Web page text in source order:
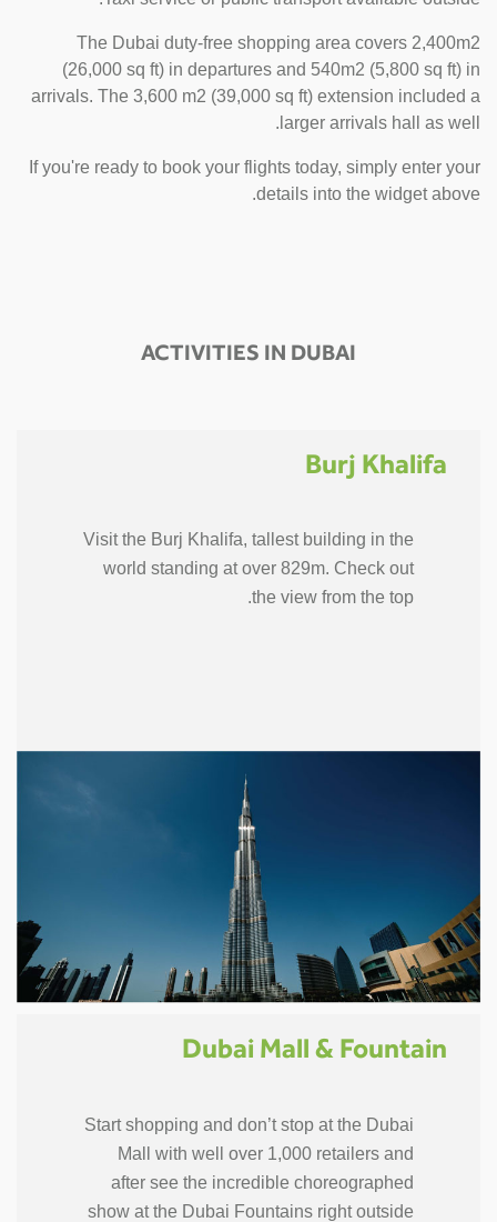
The Dubai duty-free shopping area covers 2,400m2
(26,000 sq ft) in departures and 540m2 (5,800 sq ft) in
arrivals. The 3,600 m2 (39,000 sq ft) extension included a
larger arrivals hall as well.
If you're ready to book your flights today, simply enter your
details into the widget above.
ACTIVITIES IN DUBAI
Burj Khalifa
Visit the Burj Khalifa, tallest building in the
world standing at over 829m. Check out
the view from the top.
Dubai Mall & Fountain
Start shopping and don’t stop at the Dubai
Mall with well over 1,000 retailers and
after see the incredible choreographed
show at the Dubai Fountains right outside